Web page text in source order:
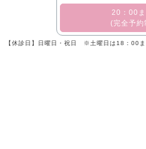
​20：00
(完全予約
【休診日】日曜日・祝日 ※土曜日は18：00ま